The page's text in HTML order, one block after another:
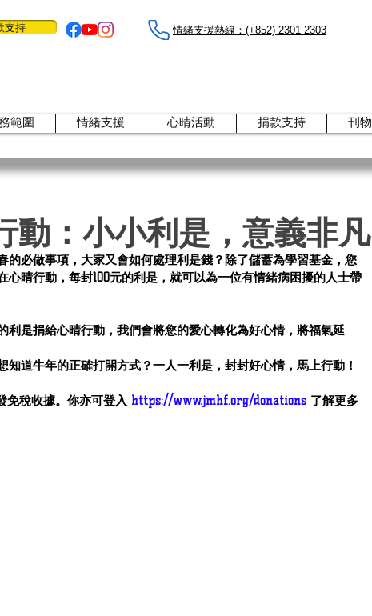
支持 情緒支援熱線：​​(+852) 2301 2303
範圍 情緒支援 心晴活動 捐款支持 刊物
動：小小利是，意義非凡
的必做事項，大家又會如何處理利是錢？除了儲蓄為學習基金，您
心晴行動，每封100元的利是，就可以為一位有情緒病困擾的人士帶
利是捐給心晴行動，我們會將您的愛心轉化為好心情，將福氣延
知道牛年的正確打開方式？一人一利是，封封好心情，馬上行動！
免稅收據。你亦可登入 https://www.jmhf.org/donations 了解更多